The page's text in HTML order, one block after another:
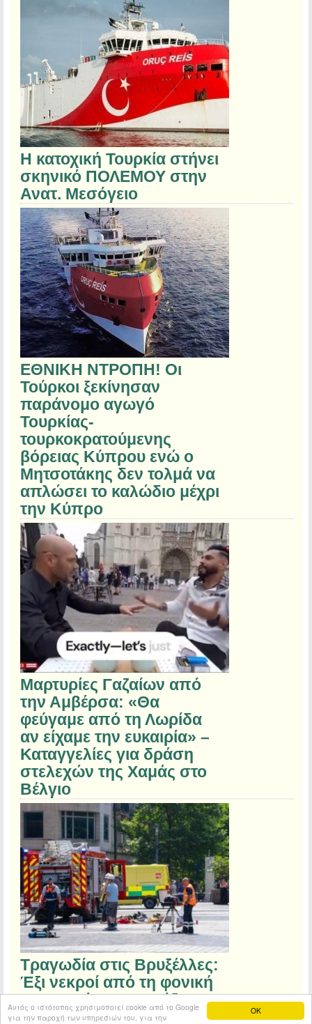
OK
Αυτός ο ιστότοπος χρησιμοποιεί cookie από το Google
για την παροχή των υπηρεσιών του, για την
Η κατοχική Τουρκία στήνει
σκηνικό ΠΟΛΕΜΟΥ στην
Ανατ. Μεσόγειο
ΕΘΝΙΚΗ ΝΤΡΟΠΗ! Οι
Τούρκοι ξεκίνησαν
παράνομο αγωγό
Τουρκίας-
τουρκοκρατούμενης
βόρειας Κύπρου ενώ ο
Μητσοτάκης δεν τολμά να
απλώσει το καλώδιο μέχρι
την Κύπρο
Μαρτυρίες Γαζαίων από
την Αμβέρσα: «Θα
φεύγαμε από τη Λωρίδα
αν είχαμε την ευκαιρία» –
Καταγγελίες για δράση
στελεχών της Χαμάς στο
Βέλγιο
Τραγωδία στις Βρυξέλλες:
Έξι νεκροί από τη φονική
πυρκαγιά σε εργοτάξιο